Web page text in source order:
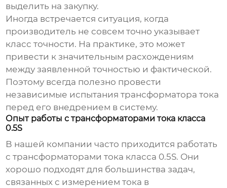
выделить на закупку.
Иногда встречается ситуация, когда
производитель не совсем точно указывает
класс точности. На практике, это может
привести к значительным расхождениям
между заявленной точностью и фактической.
Поэтому всегда полезно провести
независимые испытания трансформатора тока
перед его внедрением в систему.
Опыт работы с трансформаторами тока класса
0.5S
В нашей компании часто приходится работать
странсформаторами тока класса 0.5S. Они
хорошо подходят для большинства задач,
связанных с измерением тока в